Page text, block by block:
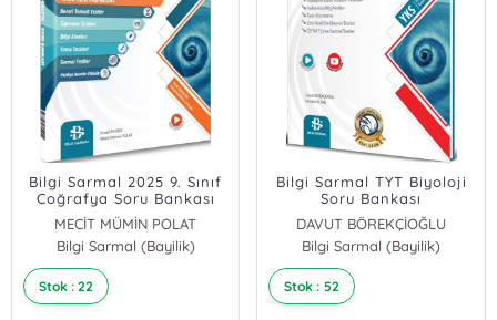
Bilgi Sarmal 2025 9. Sınıf
Coğrafya Soru Bankası
MECİT MÜMİN POLAT
İsmail Zeybek
Bilgi Sarmal (Bayilik)
Stok : 22
Bilgi Sarmal TYT Biyoloji
Soru Bankası
DAVUT BÖREKÇİOĞLU
Hüseyin Acarlı
Bilgi Sarmal (Bayilik)
Stok : 52